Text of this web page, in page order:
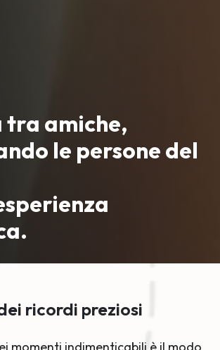
amiche,
le persone del
ricordi preziosi